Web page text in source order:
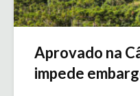
Aprovado na
impede